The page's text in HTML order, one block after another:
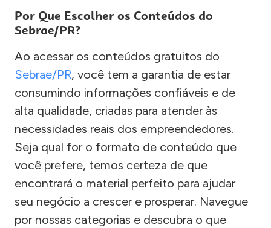
Por Que Escolher os Conteúdos do
Sebrae/PR?
Ao acessar os conteúdos gratuitos do
Sebrae/PR, você tem a garantia de estar
consumindo informações confiáveis e de
alta qualidade, criadas para atender às
necessidades reais dos empreendedores.
Seja qual for o formato de conteúdo que
você prefere, temos certeza de que
encontrará o material perfeito para ajudar
seu negócio a crescer e prosperar. Navegue
por nossas categorias e descubra o que